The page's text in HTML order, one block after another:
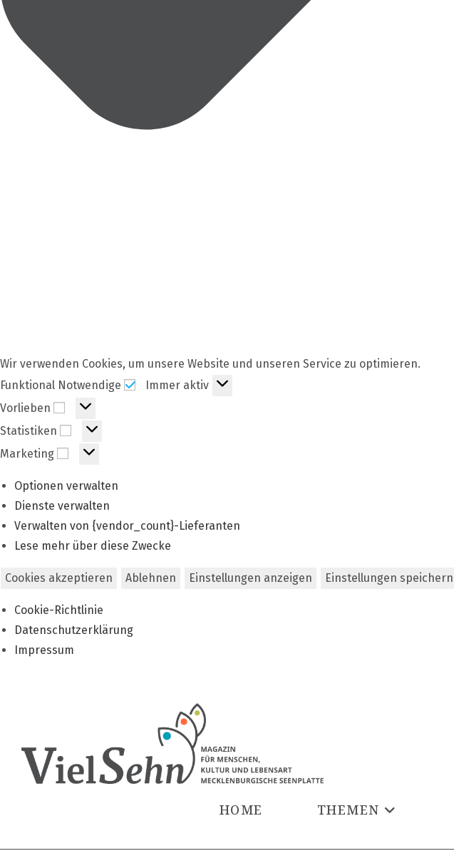
Wir verwenden Cookies, um unsere Website und unseren Service zu optimieren.
Funktional Notwendige
Funktional
Immer aktiv
Vorlieben
Vorlieben
Statistiken Statistiken
Marketing Marketing
Optionen verwalten
Dienste verwalten
Verwalten von {vendor_count}-Lieferanten
Lese mehr über diese Zwecke
Cookies akzeptieren Ablehnen Einstellungen anzeigen Einstellungen speichern
Cookie-Richtlinie
Datenschutzerklärung
Impressum
HOME THEMEN